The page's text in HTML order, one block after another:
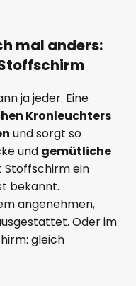
mal anders:
ja jeder. Eine
Kronleuchters
und sorgt so
und gemütliche
Stoffschirm ein
bekannt.
angenehmen,
Oder im
gleich